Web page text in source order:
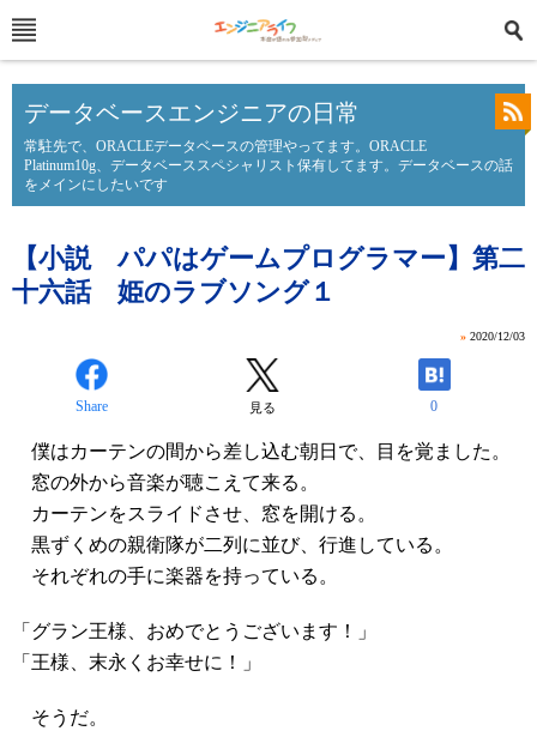
データベースエンジニアの日常
常駐先で、ORACLEデータベースの管理やってます。ORACLE
Platinum10g、データベーススペシャリスト保有してます。データベースの話
をメインにしたいです
【小説 パパはゲームプログラマー】第二
十六話 姫のラブソング１
» 2020/12/03
Share 見る 0
僕はカーテンの間から差し込む朝日で、目を覚ました。
窓の外から音楽が聴こえて来る。
カーテンをスライドさせ、窓を開ける。
黒ずくめの親衛隊が二列に並び、行進している。
それぞれの手に楽器を持っている。
「グラン王様、おめでとうございます！」
「王様、末永くお幸せに！」
そうだ。